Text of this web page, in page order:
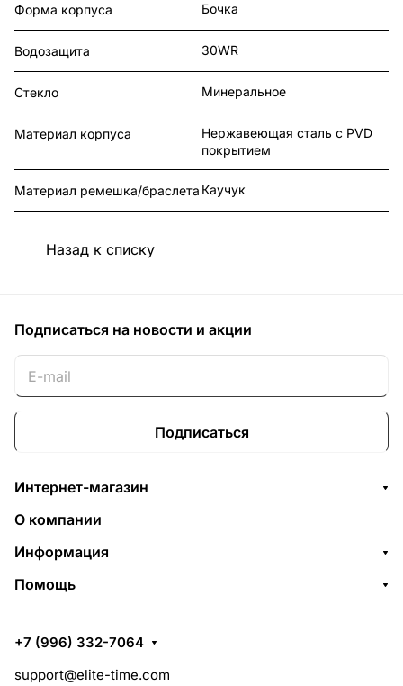
Форма корпуса Бочка
Водозащита 30WR
Стекло Минеральное
Материал корпуса
Нержавеющая сталь с PVD
покрытием
Материал ремешка/браслета Каучук
Назад к списку
Подписаться на новости и акции
Подписаться
Интернет-магазин
О компании
Информация
Помощь
+7 (996) 332-7064
support@elite-time.com